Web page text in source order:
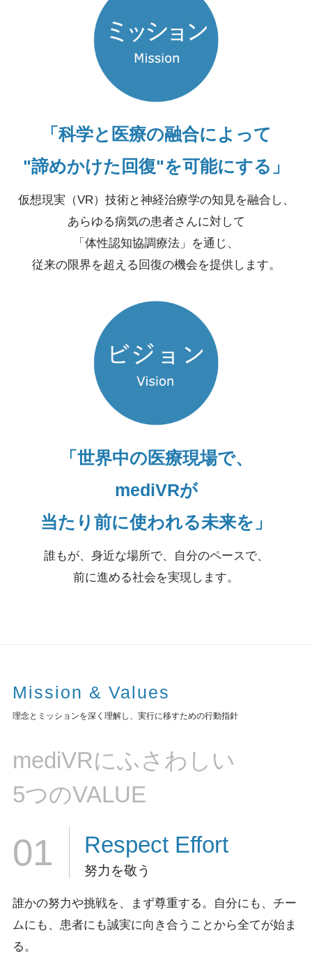
「科学と医療の融合によって
"諦めかけた回復"を可能にする」
仮想現実（VR）技術と神経治療学の知見を融合し、
あらゆる病気の患者さんに対して
「体性認知協調療法」を通じ、
従来の限界を超える回復の機会を提供します。
「世界中の医療現場で、
mediVRが
当たり前に使われる未来を」
誰もが、身近な場所で、自分のペースで、
前に進める社会を実現します。
Mission & Values
理念とミッションを深く理解し、実行に移すための行動指針
mediVRにふさわしい
5つのVALUE
01 Respect Effort
努力を敬う
誰かの努力や挑戦を、まず尊重する。
自分にも、チー
ムにも、患者にも誠実に向き合うことから全てが始ま
る。